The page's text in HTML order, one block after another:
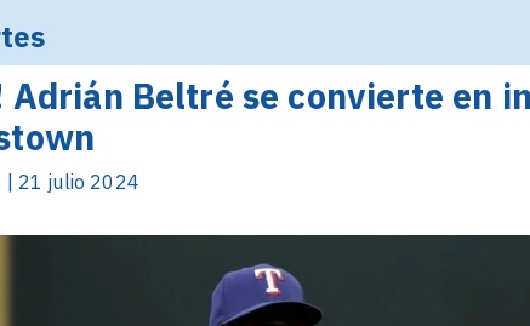
Adrián Beltré se convierte en
| 21 julio 2024